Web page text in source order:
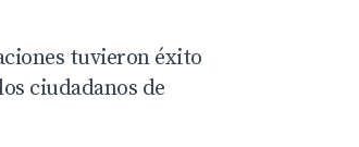
tuvieron éxito
ciudadanos de